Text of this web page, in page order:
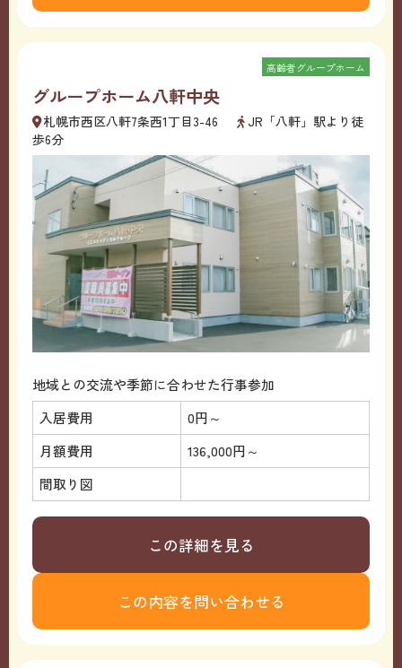
グループホーム八軒中央
高齢者グループホーム
札幌市西区八軒7条西1丁目3-46
JR「八軒」駅より徒
歩6分
地域との交流や季節に合わせた行事参加
入居費用
0円～
月額費用
136,000円～
間取り図
この詳細を見る
この内容を問い合わせる